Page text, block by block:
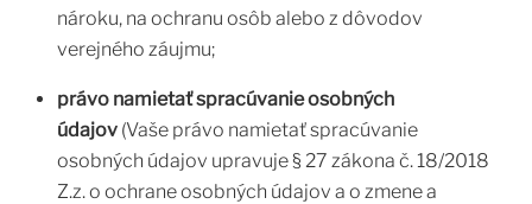
nároku, na ochranu osôb alebo z dôvodov
verejného záujmu;
právo namietať spracúvanie osobných
údajov (Vaše právo namietať spracúvanie
osobných údajov upravuje § 27 zákona č. 18/2018
Z.z. o ochrane osobných údajov a o zmene a